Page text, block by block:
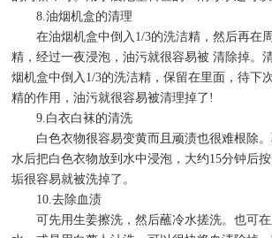
8.油烟机盒的清理
在油烟机盒中倒入1/3的洗洁精，然后再在
精，经过一夜浸泡，油污就很容易被 清除掉。
烟机盒中倒入1/3的洗洁精，保留在里面，待下
精的作用，油污就很容易被清理掉了!
9.白衣白袜的清洗
白色衣物很容易变黄而且顽渍也很难根除。
水后把白色衣物放到水中浸泡，大约15分钟后
垢很容易就被洗掉了。
10.去除血渍
可先用生姜擦洗，然后蘸冷水搓洗。也可在